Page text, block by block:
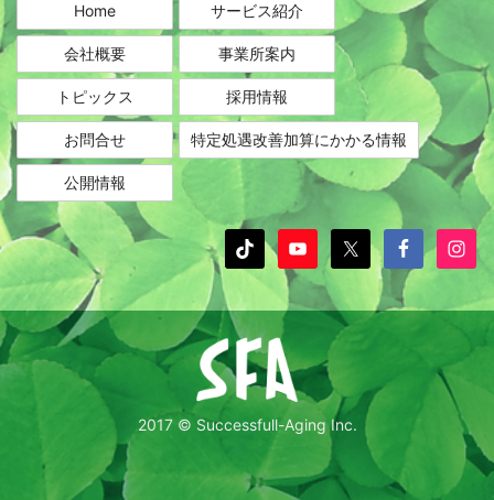
Home
サービス紹介
会社概要 事業所案内
トピックス 採用情報
お問合せ 特定処遇改善加算にかかる情報
公開情報
2017 © Successfull-Aging Inc.